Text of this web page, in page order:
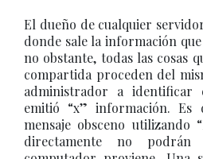
El dueño de cualquier
donde sale la información
no obstante, todas las cosas
compartida proceden del
administrador a identificar
emitió “x” información.
mensaje obsceno utilizando
directamente no